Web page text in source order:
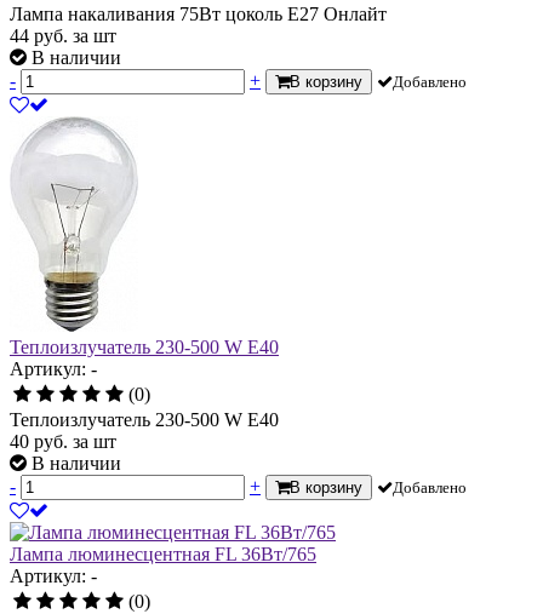
Лампа накаливания 75Вт цоколь Е27 Онлайт
44 руб. за шт
В наличии
-
+ В корзину Добавлено
Теплоизлучатель 230-500 W Е40
Артикул: -
(0)
Теплоизлучатель 230-500 W Е40
40 руб. за шт
В наличии
-
+ В корзину Добавлено
Лампа люминесцентная FL 36Вт/765
Артикул: -
(0)